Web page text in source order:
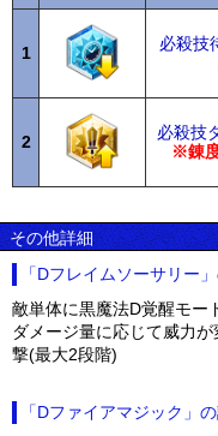
1
必殺技
2
必殺技
※錬
その他詳細
「Dフレイムソーサリー
敵単体に黒魔法D覚醒モー
ダメージ量に応じて威力
撃(最大2段階)
「Dファイアマジック」